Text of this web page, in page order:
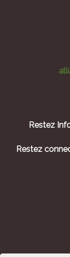
Restez
Restez